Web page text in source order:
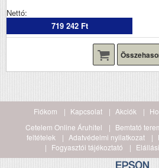
Nettó:
719 242 Ft
Fiókom Kapcsolat Akciók
Cetelem Online Áruhitel
Bemtató
feltételek
Adatvédelmi nyilatkozat
Fogyasztói tájékoztató